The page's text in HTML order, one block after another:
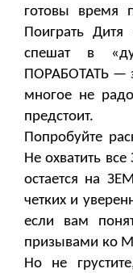
готовы время
Поиграть
спешат в
ПОРАБОТАТЬ —
многое не
предстоит.
Попробуйте
Не охватить
остается на
четких и
если вам
призывами ко
Но не